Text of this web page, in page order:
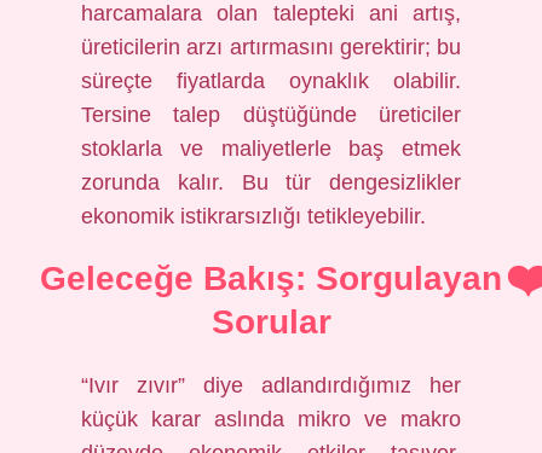
harcamalara olan talepteki ani artış,
üreticilerin arzı artırmasını gerektirir; bu
süreçte fiyatlarda oynaklık olabilir.
Tersine talep düştüğünde üreticiler
stoklarla ve maliyetlerle baş etmek
zorunda kalır. Bu tür dengesizlikler
ekonomik istikrarsızlığı tetikleyebilir.
Geleceğe Bakış: Sorgulayan
Sorular
“Ivır zıvır” diye adlandırdığımız her
küçük karar aslında mikro ve makro